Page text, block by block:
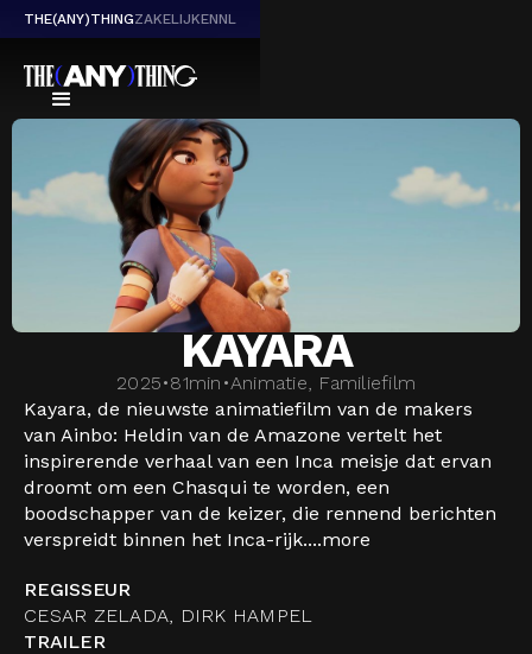
THE(ANY)THINGZAKELIJKENNL
KAYARA
2025•81min •Animatie, Familiefilm
Kayara, de nieuwste animatiefilm van de makers
van Ainbo: Heldin van de Amazone vertelt het
inspirerende verhaal van een Inca meisje dat ervan
droomt om een Chasqui te worden, een
boodschapper van de keizer, die rennend berichten
verspreidt binnen het Inca-rijk....more
REGISSEUR
CESAR ZELADA, DIRK HAMPEL
TRAILER